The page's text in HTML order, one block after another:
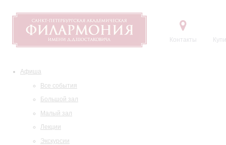
Контакты
Афиша
Все события
Большой зал
Малый зал
Лекции
Экскурсии